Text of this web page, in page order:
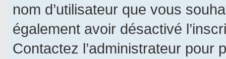
nom d’utilisateur que vous
également avoir désactivé
Contactez l’administrateur pour